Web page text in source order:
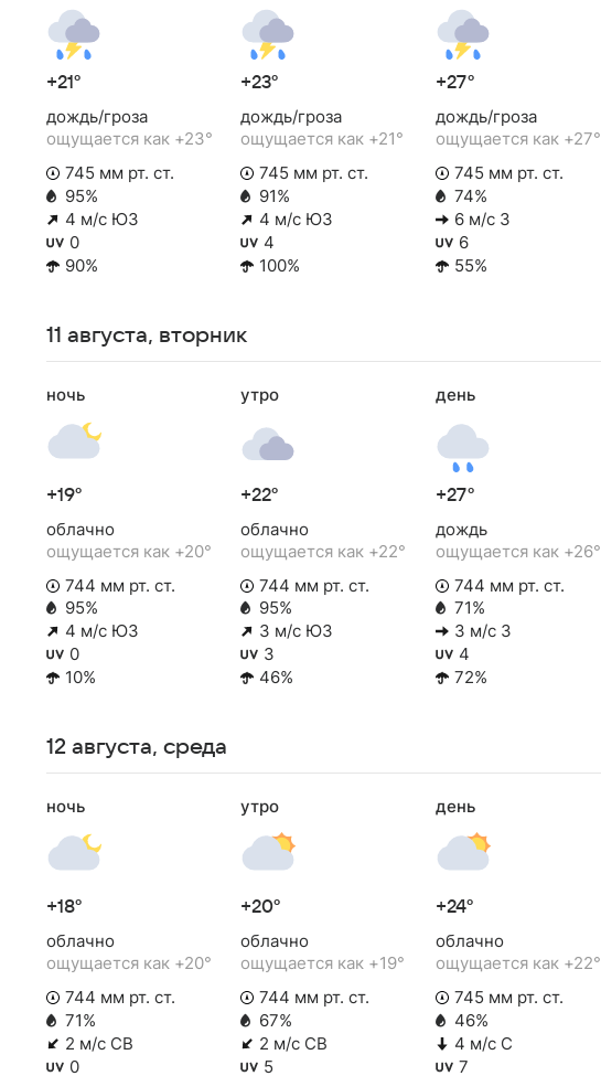
+21°
дождь/гроза
ощущается как +23°
745 мм рт. ст.
95%
4 м/с ЮЗ
0
90%
+23°
дождь/гроза
ощущается как +21°
745 мм рт. ст.
91%
4 м/с ЮЗ
4
100%
+27°
дождь/гроза
ощущается как +27°
745 мм рт. ст.
74%
6 м/с З
6
55%
11 августа, вторник
ночь
+19°
облачно
ощущается как +20°
744 мм рт. ст.
95%
4 м/с ЮЗ
0
10%
утро
+22°
облачно
ощущается как +22°
744 мм рт. ст.
95%
3 м/с ЮЗ
3
46%
день
+27°
дождь
ощущается как +26°
744 мм рт. ст.
71%
3 м/с З
4
72%
12 августа, среда
ночь
+18°
облачно
ощущается как +20°
744 мм рт. ст.
71%
2 м/с СВ
0
утро
+20°
облачно
ощущается как +19°
744 мм рт. ст.
67%
2 м/с СВ
5
день
+24°
облачно
ощущается как +22°
745 мм рт. ст.
46%
4 м/с С
7